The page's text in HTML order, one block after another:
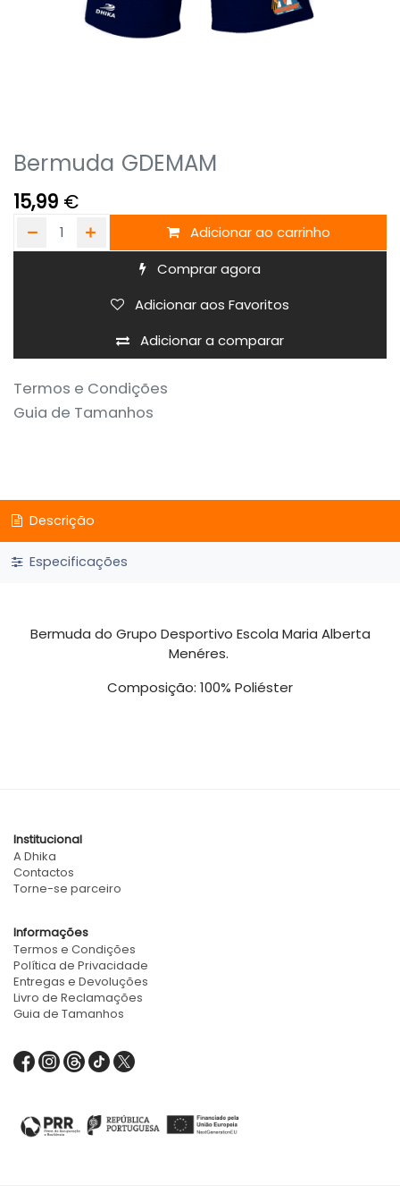
Bermuda GDEMAM
15,99 €
Adicionar ao carrinho
Comprar agora
Adicionar a comparar
Adicionar aos Favoritos
Termos e Condições
Guia de Tamanhos
Descrição
Especificações
Bermuda do Grupo Desportivo Escola Maria Alberta
Menéres.
Composição: 100% Poliéster
Institucional
A Dhika
Contactos
Torne-se parceiro
Informações
Termos e Condições
Política de Privacidade
Entregas e Devoluções
Livro de Reclamações
Guia de Tamanhos